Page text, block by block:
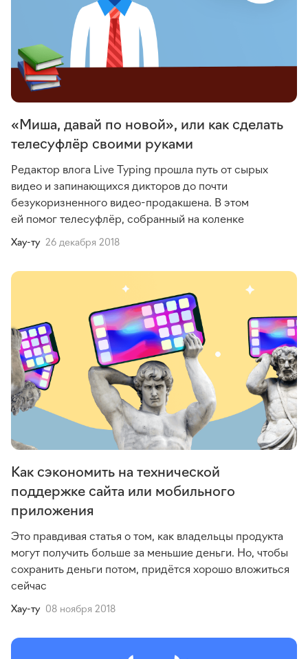
«Миша, давай по новой», или как сделать
телесуфлёр своими руками
Редактор влога Live Typing прошла путь от сырых
видео и запинающихся дикторов до почти
безукоризненного видео-продакшена. В этом
ей помог телесуфлёр, собранный на коленке
Хау-ту 26 декабря 2018
Как сэкономить на технической
поддержке сайта или мобильного
приложения
Это правдивая статья о том, как владельцы продукта
могут получить больше за меньшие деньги. Но, чтобы
сохранить деньги потом, придётся хорошо вложиться
сейчас
Хау-ту 08 ноября 2018